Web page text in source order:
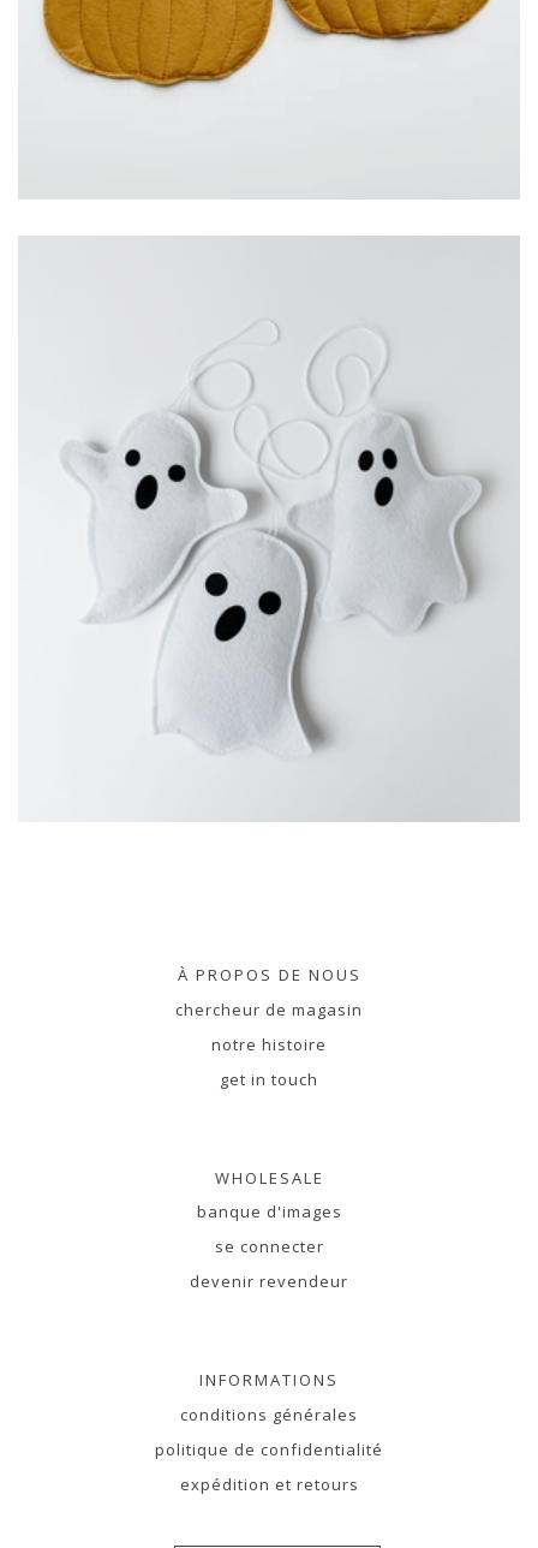
À PROPOS DE NOUS
chercheur de magasin
notre histoire
get in touch
WHOLESALE
banque d'images
se connecter
devenir revendeur
INFORMATIONS
conditions générales
politique de confidentialité
expédition et retours